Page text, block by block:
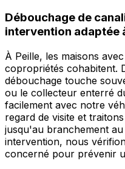
Débouchage de
intervention adaptée
À Peille, les maisons
copropriétés cohabitent.
débouchage touche
ou le collecteur enterré
facilement avec notre
regard de visite et
jusqu'au branchement
intervention, nous
concerné pour prévenir